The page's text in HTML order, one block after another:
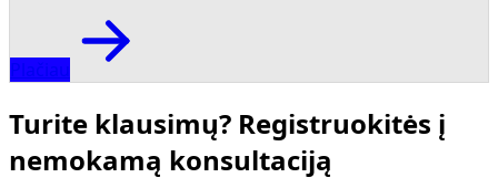
Turite klausimų? Registruokitės į
nemokamą konsultaciją